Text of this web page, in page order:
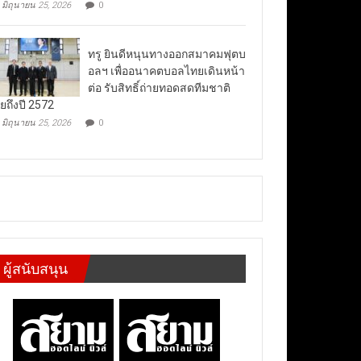
มิถุนายน 25, 2026 0
ทรู ยินดีหนุนทางออกสมาคมฟุตบ
อลฯ เพื่ออนาคตบอลไทยเดินหน้า
ต่อ รับสิทธิ์ถ่ายทอดสดทีมชาติ
ถึงปี 2572
มิถุนายน 25, 2026 0
ผู้สนับสนุน